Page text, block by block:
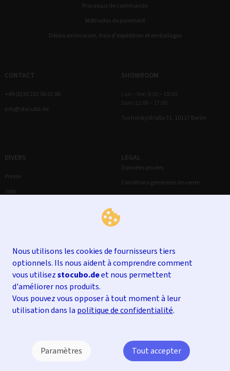
Nous utilisons les cookies de fournisseurs tiers
optionnels. Ils nous aident à comprendre comment
vous utilisezstocubo.deet nous permettent
d'améliorer nos produits.
Vous pouvez vous opposer à tout moment à leur
utilisation dans la politique de confidentialité.
Paramètres Tout accepter
Processus de commande
Méthodes de paiement
Délais de livraison, frais d'expédition et emballages
CONTACT
+49 (0)30 232 56 01 80
info@stocubo.de
SHOWROOM
Lun – Ven 9:30 – 18:00
Sam 12:00 – 17:00
Tucholskystraße 31, 10117 Berlin
DIVERS
Presse
Jobs
LEGAL
Données privées
Conditions générales de vente
Droit de rétractation